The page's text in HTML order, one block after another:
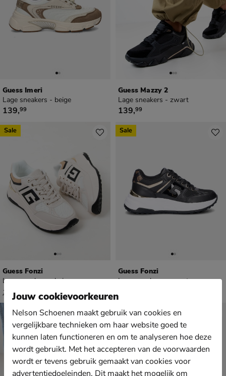
Guess Imeri
Lage sneakers - beige
€ 139,99
139,99
Guess Mazzy 2
Lage sneakers - zwart
€ 139,99
139,99
Guess Fonzi
Lage sneakers - beige
van € 149,99 voor € 104,99
149,
Sale
Guess Fonzi
Lage sneakers - zwart
Sale
Jouw cookievoorkeuren
Nelson Schoenen maakt gebruik van cookies en
vergelijkbare technieken om haar website goed te
kunnen laten functioneren en om te analyseren hoe deze
wordt gebruikt. Met het accepteren van de voorwaarden
wordt er tevens gebruik gemaakt van cookies voor
advertentiedoeleinden. Dit maakt het mogelijk om